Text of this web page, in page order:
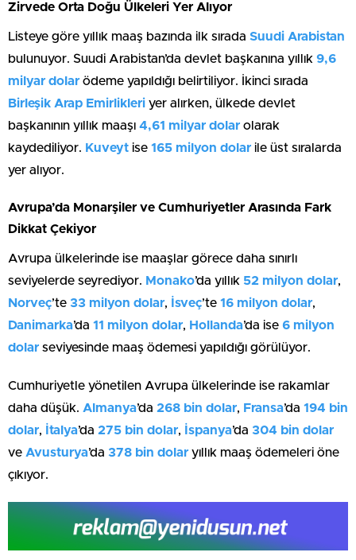
Zirvede Orta Doğu Ülkeleri Yer Alıyor
Listeye göre yıllık maaş bazında ilk sırada Suudi Arabistan
bulunuyor. Suudi Arabistan’da devlet başkanına yıllık 9,6
milyar dolar ödeme yapıldığı belirtiliyor. İkinci sırada
Birleşik Arap Emirlikleri yer alırken, ülkede devlet
başkanının yıllık maaşı 4,61 milyar dolar olarak
kaydediliyor. Kuveyt ise 165 milyon dolar ile üst sıralarda
yer alıyor.
Avrupa’da Monarşiler ve Cumhuriyetler Arasında Fark
Dikkat Çekiyor
Avrupa ülkelerinde ise maaşlar görece daha sınırlı
seviyelerde seyrediyor. Monako’da yıllık 52 milyon dolar,
Norveç’te 33 milyon dolar, İsveç’te 16 milyon dolar,
Danimarka’da 11 milyon dolar, Hollanda’da ise 6 milyon
dolar seviyesinde maaş ödemesi yapıldığı görülüyor.
Cumhuriyetle yönetilen Avrupa ülkelerinde ise rakamlar
daha düşük. Almanya’da 268 bin dolar, Fransa’da 194 bin
dolar, İtalya’da 275 bin dolar, İspanya’da 304 bin dolar
ve Avusturya’da 378 bin dolar yıllık maaş ödemeleri öne
çıkıyor.